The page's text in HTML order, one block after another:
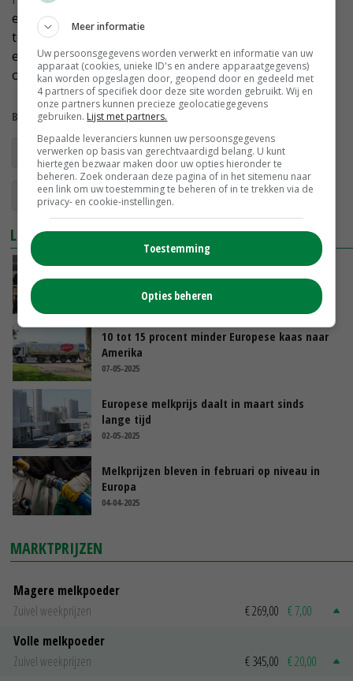
exportmarkten heeft Europa te maken met
toenemende concurrentie vanuit de Verenigde Staten
en Oceanië. De lage dollarkoers is hier een belangrijke
oorzaak van.
Bekijk meer over:
internationale melkprijsvergelijking ZuivelNL
zuivelmarkt melkprijzen
LEES OOK
Melkprijs in april 14 procent hoger dan jaar
10 tot 15 procent minder Europese kaas naar
Amerika
07-05-2025
Europese melkprijs daalt in maart sinds
lange tijd
02-05-2025
Melkprijzen bleven in februari op niveau in
Europa
04-04-2025
MARKTPRIJZEN
Magere melkpoeder
Zuivel weekprijzen
€ 269,00 € 7,00
Volle melkpoeder
Zuivel weekprijzen
€ 345,00 € 20,00
Meer informatie
Uw persoonsgegevens worden verwerkt en informatie van uw
apparaat (cookies, unieke ID's en andere apparaatgegevens)
kan worden opgeslagen door, geopend door en gedeeld met
4 partners of specifiek door deze site worden gebruikt. Wij en
onze partners kunnen precieze geolocatiegegevens
gebruiken. Lijst met partners.
Bepaalde leveranciers kunnen uw persoonsgegevens
verwerken op basis van gerechtvaardigd belang. U kunt
hiertegen bezwaar maken door uw opties hieronder te
beheren. Zoek onderaan deze pagina of in het sitemenu naar
een link om uw toestemming te beheren of in te trekken via de
privacy- en cookie-instellingen.
Toestemming
Opties beheren